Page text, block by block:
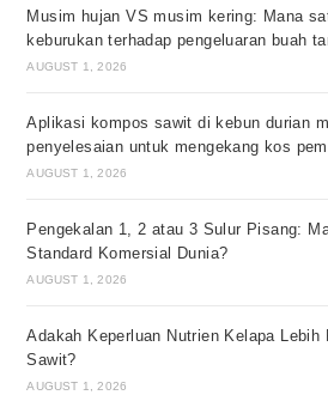
Musim hujan VS musim kering: Mana
keburukan terhadap pengeluaran buah
AUGUST 1, 2026
Aplikasi kompos sawit di kebun durian
penyelesaian untuk mengekang kos
AUGUST 1, 2026
Pengekalan 1, 2 atau 3 Sulur Pisang:
Standard Komersial Dunia?
AUGUST 1, 2026
Adakah Keperluan Nutrien Kelapa Lebih
Sawit?
AUGUST 1, 2026